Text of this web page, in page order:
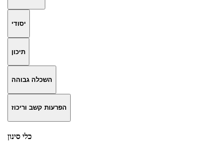
יסודי
תיכון
השכלה גבוהה
הפרעות קשב וריכוז
כלי סינון